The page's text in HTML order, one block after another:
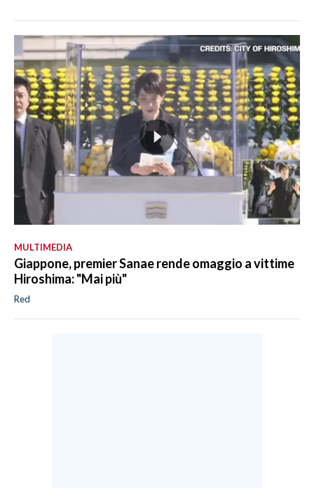
MULTIMEDIA
Giappone, premier Sanae rende omaggio a vittime
Hiroshima: "Mai più"
Red